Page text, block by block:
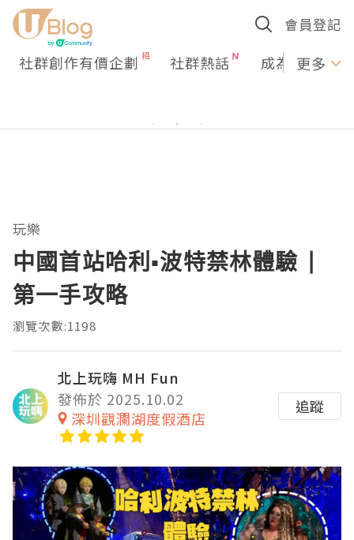
會員登記
社群創作有價企劃 社群熱話 成為U更多
玩樂
中國首站哈利▪波特禁林體驗 |
第一手攻略
瀏覽次數:1198
北上玩嗨 MH Fun
發佈於 2025.10.02
深圳觀瀾湖度假酒店
追蹤